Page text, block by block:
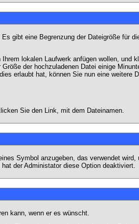
gibt eine Begrenzung der Dateigröße für
lokalen Laufwerk anfügen wollen, und
der hochzuladenen Datei einige
erlaubt hat, können Sie nun eine weitere
Sie den Link, mit dem Dateinamen.
Symbol anzugeben, das verwendet
der Administator diese Option deaktiviert.
kann, wenn er es wünscht.